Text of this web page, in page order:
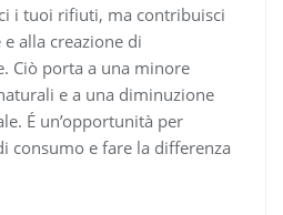
i tuoi rifiuti, ma contribuisci
alla creazione di
Ciò porta a una minore
e a una diminuzione
É un’opportunità per
consumo e fare la differenza